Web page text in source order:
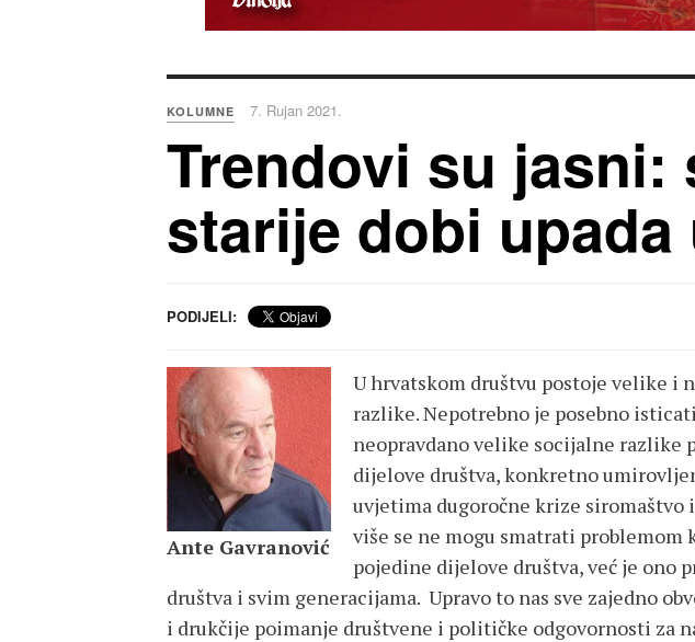
KOLUMNE 7. Rujan 2021.
Trendovi su jasni:
starije dobi
PODIJELI:
Ante Gavranović
U hrvatskom društvu postoje velike i
razlike. Nepotrebno je posebno
neopravdano velike socijalne razlike
dijelove društva, konkretno
uvjetima dugoročne krize siromaštvo
više se ne mogu smatrati problemom
pojedine dijelove društva, već je ono
društva i svim generacijama. Upravo to nas sve zajedno
i drukčije poimanje društvene i političke odgovornosti za